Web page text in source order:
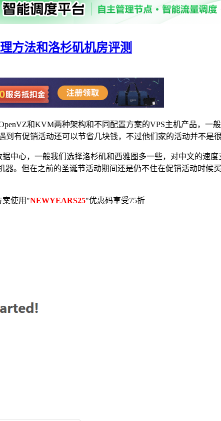
方法和洛杉矶机房评测
和KVM两种架构和不同配置方案的VPS主机产品，一
有促销活动还可以节省几块钱，不过他们家的活动并不是
中心，一般我们选择洛杉矶和西雅图多一些，对中文的速
。但在之前的圣诞节活动期间还是仍不住在促销活动时候
案使用"NEWYEARS25"优惠码享受75折